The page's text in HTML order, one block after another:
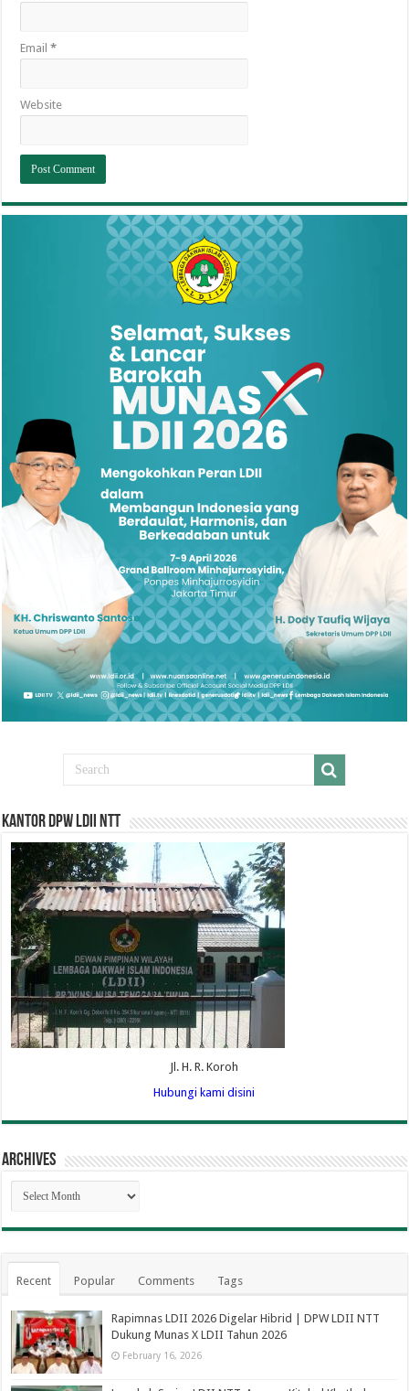
Email*
Website
Kantor DPW LDII NTT
Jl. H. R. Koroh
Hubungi kami disini
Archives
Archives
Recent Popular Comments Tags
Rapimnas LDII 2026 Digelar Hibrid | DPW LDII NTT
Dukung Munas X LDII Tahun 2026
February 16, 2026